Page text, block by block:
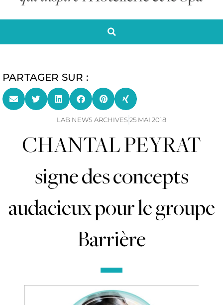
PARTAGER SUR :
LAB NEWS ARCHIVES25 MAI 2018
CHANTAL PEYRAT
signe des concepts
audacieux pour le groupe
Barrière